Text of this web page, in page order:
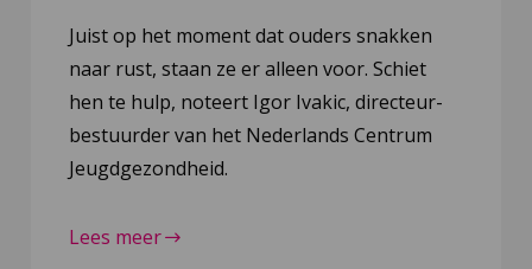
Juist op het moment dat ouders snakken
naar rust, staan ze er alleen voor. Schiet
hen te hulp, noteert Igor Ivakic, directeur-
bestuurder van het Nederlands Centrum
Jeugdgezondheid.
Lees meer